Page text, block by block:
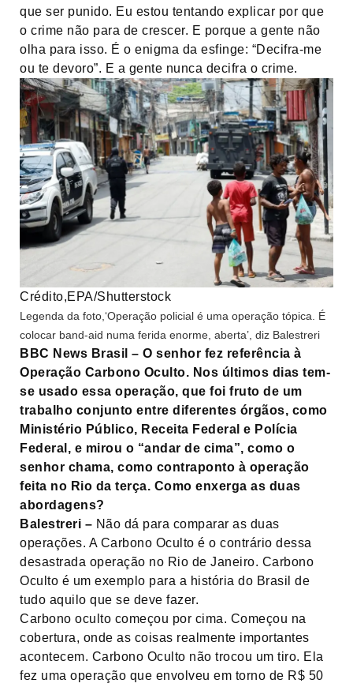
que ser punido. Eu estou tentando explicar por que
o crime não para de crescer. E porque a gente não
olha para isso. É o enigma da esfinge: “Decifra-me
ou te devoro”. E a gente nunca decifra o crime.
Crédito,EPA/Shutterstock
Legenda da foto, ‘Operação policial é uma operação tópica. É
colocar band-aid numa ferida enorme, aberta’, diz Balestreri
BBC News Brasil – O senhor fez referência à
Operação Carbono Oculto. Nos últimos dias tem-
se usado essa operação, que foi fruto de um
trabalho conjunto entre diferentes órgãos, como
Ministério Público, Receita Federal e Polícia
Federal, e mirou o “andar de cima”, como o
senhor chama, como contraponto à operação
feita no Rio da terça. Como enxerga as duas
abordagens?
Balestreri – Não dá para comparar as duas
operações. A Carbono Oculto é o contrário dessa
desastrada operação no Rio de Janeiro. Carbono
Oculto é um exemplo para a história do Brasil de
tudo aquilo que se deve fazer.
Carbono oculto começou por cima. Começou na
cobertura, onde as coisas realmente importantes
acontecem. Carbono Oculto não trocou um tiro. Ela
fez uma operação que envolveu em torno de R$ 50